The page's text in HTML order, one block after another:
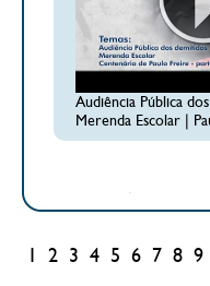
Audiência Pública
Merenda Escolar |
2 3 4 5 6 7 8 9